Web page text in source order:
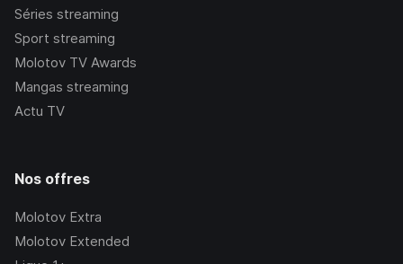
Séries streaming
Sport streaming
Molotov TV Awards
Mangas streaming
Actu TV
Nos offres
Molotov Extra
Molotov Extended